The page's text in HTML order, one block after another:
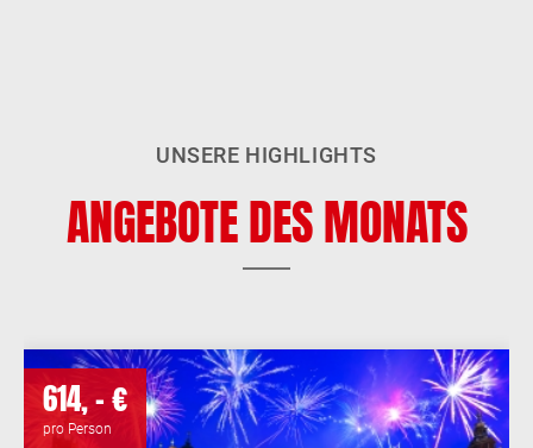
UNSERE HIGHLIGHTS
ANGEBOTE DES MONATS
614, - €
pro Person